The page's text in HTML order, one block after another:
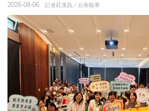
記者莊漢昌／台南報導
2026-08-06